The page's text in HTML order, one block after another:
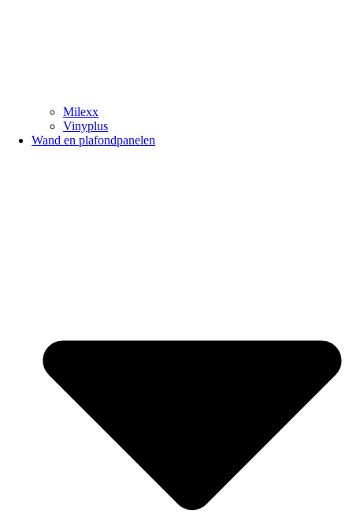
Milexx
Vinyplus
Wand en plafondpanelen